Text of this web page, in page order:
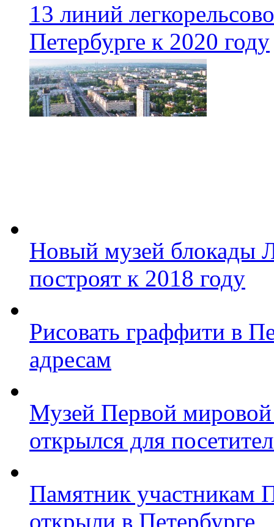
13 линий
Петербурге к 2020 году
Новый музей блокады
построят к 2018 году
Рисовать граффити в
адресам
Музей Первой
открылся для
Памятник участникам
открыли в Петербурге